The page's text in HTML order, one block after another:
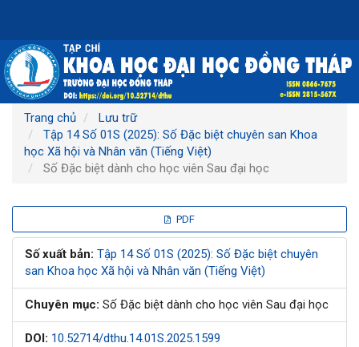
chính
Nội
dung
chính
Thanh
bên
Trang chủ
Lưu trữ
Tập 14 Số 01S (2025): Số Đặc biệt chuyên san Khoa
học Xã hội và Nhân văn (Tiếng Việt)
Số Đặc biệt dành cho học viên Sau đại học
bên
bài
viết
PDF
Số xuất bản: Tập 14 Số 01S (2025): Số Đặc biệt chuyên
san Khoa học Xã hội và Nhân văn (Tiếng Việt)
Chuyên mục: Số Đặc biệt dành cho học viên Sau đại học
DOI: 10.52714/dthu.14.01S.2025.1599